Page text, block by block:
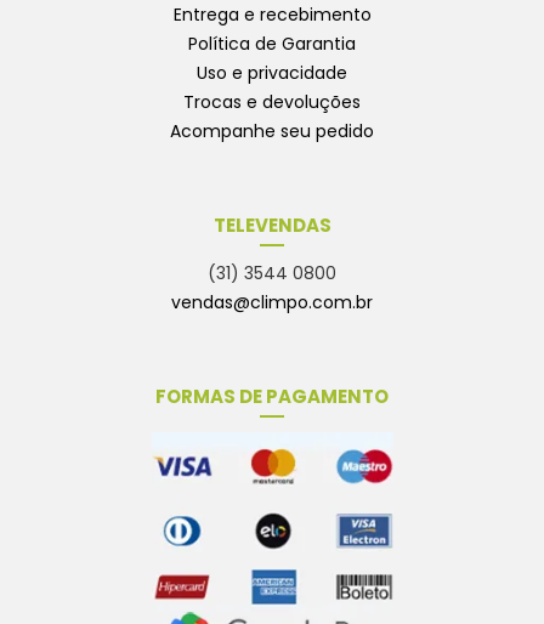
Entrega e recebimento
Política de Garantia
Uso e privacidade
Trocas e devoluções
Acompanhe seu pedido
TELEVENDAS
(31) 3544 0800
vendas@climpo.com.br
FORMAS DE PAGAMENTO